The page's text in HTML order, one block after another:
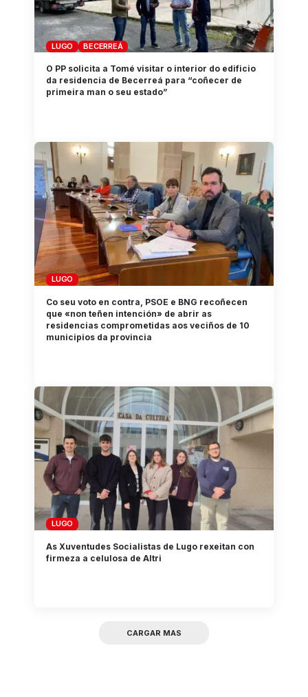
LUGO BECERREÁ
O PP solicita a Tomé visitar o interior do edificio
da residencia de Becerreá para “coñecer de
primeira man o seu estado”
LUGO
Co seu voto en contra, PSOE e BNG recoñecen
que «non teñen intención» de abrir as
residencias comprometidas aos veciños de 10
municipios da provincia
LUGO
As Xuventudes Socialistas de Lugo rexeitan con
firmeza a celulosa de Altri
CARGAR MAS